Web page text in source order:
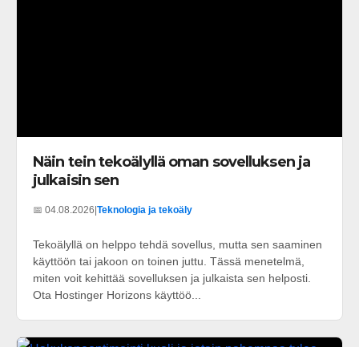
Näin tein tekoälyllä oman sovelluksen ja
julkaisin sen
📅 04.08.2026 Teknologia ja tekoäly
Tekoälyllä on helppo tehdä sovellus, mutta sen saaminen
käyttöön tai jakoon on toinen juttu. Tässä menetelmä,
miten voit kehittää sovelluksen ja julkaista sen helposti.
Ota Hostinger Horizons käyttöö...